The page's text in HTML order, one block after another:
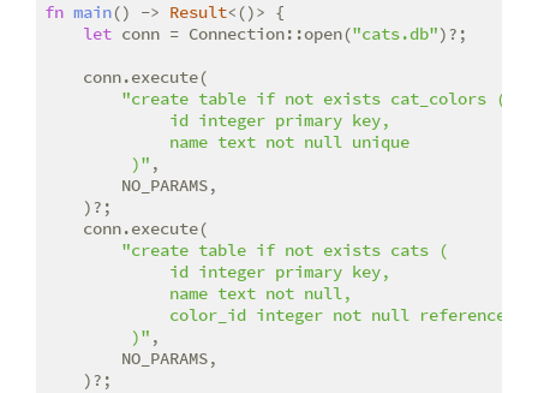
fn main() -> Result<()> {
let conn = Connection::open("cats.db")?;
    conn.execute(
"create table if not exists cat_colors (
             id integer primary key,
             name text not null unique
         )"
,
        NO_PARAMS,
    )?;
    conn.execute(
"create table if not exists cats (
             id integer primary key,
             name text not null,
color_id integer not null references
         )"
,
        NO_PARAMS,
    )?;